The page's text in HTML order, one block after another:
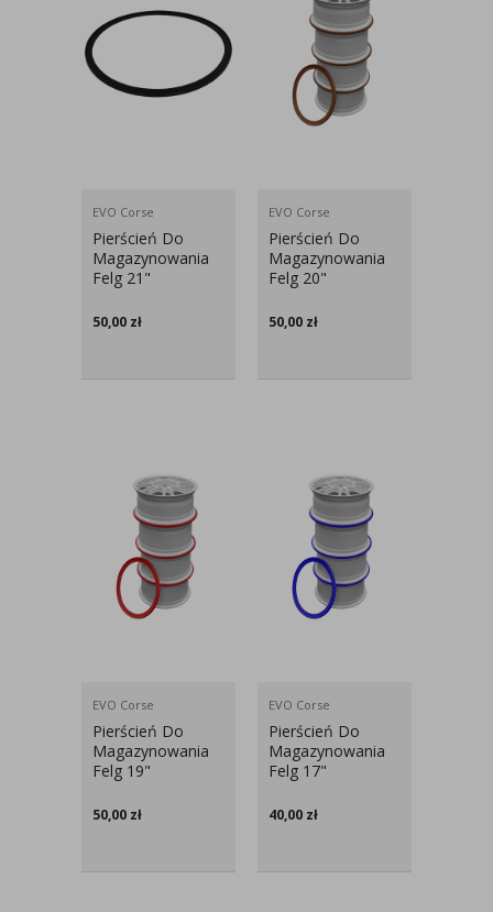
EVO Corse
Pierścień Do
Magazynowania
Felg 21"
50,00 zł
EVO Corse
Pierścień Do
Magazynowania
Felg 20"
50,00 zł
EVO Corse
Pierścień Do
Magazynowania
Felg 19"
50,00 zł
EVO Corse
Pierścień Do
Magazynowania
Felg 17"
40,00 zł